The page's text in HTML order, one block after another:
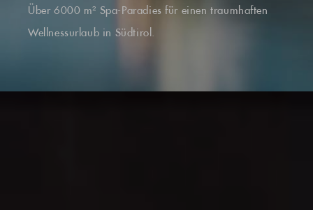
Über 6000 m² Spa-Paradies für einen traumhaften
Wellnessurlaub in Südtirol.